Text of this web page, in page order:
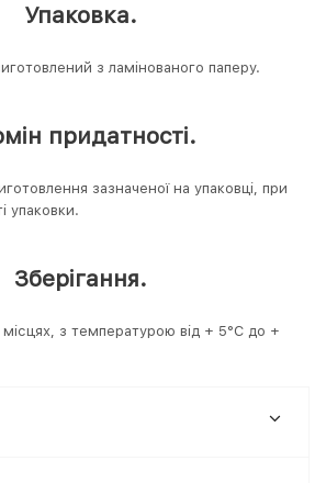
Упаковка.
з ламінованого паперу.
придатності.
зазначеної на упаковці, при
упаковки.
Зберігання.
з температурою від + 5°С до +